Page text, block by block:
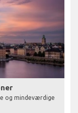
og mindeværdige